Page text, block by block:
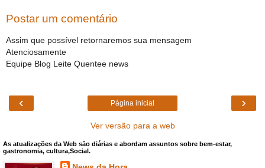
Postar um comentário
Assim que possível retornaremos sua mensagem
Atenciosamente
Equipe Blog Leite Quentee news
‹ ›
Página inicial
Ver versão para a web
As atualizações da Web são diárias e abordam assuntos sobre bem-estar,
gastronomia, cultura,Social.